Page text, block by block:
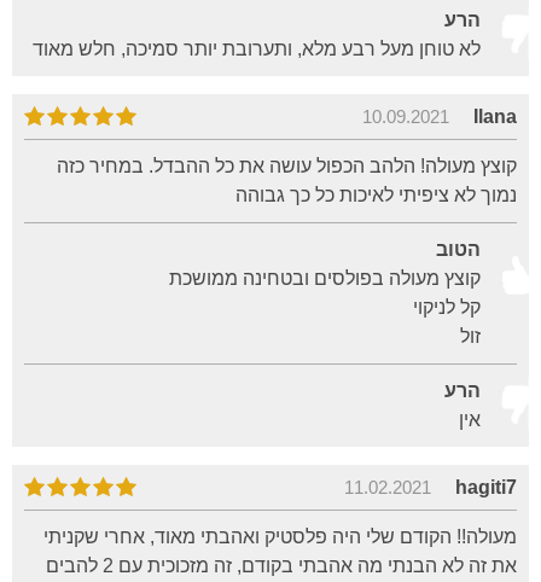
הרע
לא טוחן מעל רבע מלא, ותערובת יותר סמיכה, חלש מאוד
Ilana
10.09.2021
קוצץ מעולה! הלהב הכפול עושה את כל ההבדל. במחיר כזה
נמוך לא ציפיתי לאיכות כל כך גבוהה
הטוב
קוצץ מעולה בפולסים ובטחינה ממושכת
קל לניקוי
זול
הרע
אין
hagiti7
11.02.2021
מעולה!! הקודם שלי היה פלסטיק ואהבתי מאוד, אחרי שקניתי
את זה לא הבנתי מה אהבתי בקודם, זה מזכוכית עם 2 להבים